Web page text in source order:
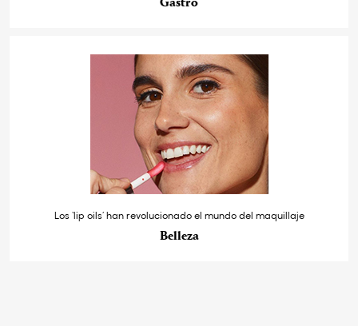
Gastro
Los ‘lip oils’ han revolucionado el mundo del maquillaje
Belleza